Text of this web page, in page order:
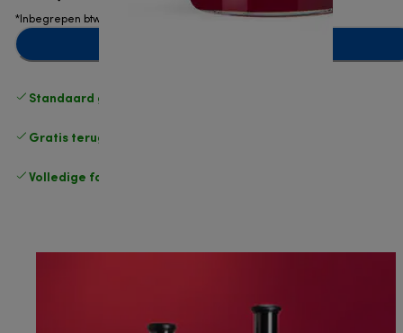
*Inbegrepen btw
Standaard gratis verzending
Gratis terugsturen
Volledige fabrieksgarantie